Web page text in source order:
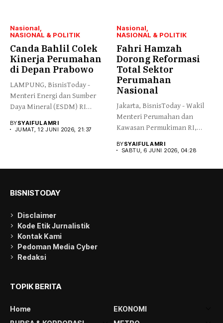
Nasional
NASIONAL & POLITIK
Canda Bahlil Colek
Kinerja Perumahan
di Depan Prabowo
LAMPUNG, BisnisToday -
Menteri Energi dan Sumber
Daya Mineral (ESDM) RI
BYSYAIFUL AMRI
JUMAT, 12 JUNI 2026, 21:37
Nasional
NASIONAL & POLITIK
Fahri Hamzah
Dorong Reformasi
Total Sektor
Perumahan
Nasional
Jakarta, BisnisToday - Wakil
Menteri Perumahan dan
Kawasan Permukiman RI,
BYSYAIFUL AMRI
SABTU, 6 JUNI 2026, 04:28
BISNISTODAY
Disclaimer
Kode Etik Jurnalistik
Kontak Kami
Pedoman Media Cyber
Redaksi
TOPIK BERITA
Home
EKONOMI